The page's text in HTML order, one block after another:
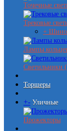
Точечные
Трековые
+
Лампы
Светильники
Торшеры
+- Уличные
Прожекторы